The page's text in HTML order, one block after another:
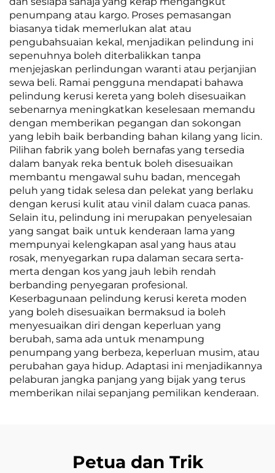
penumpang atau kargo. Proses pemasangan
biasanya tidak memerlukan alat atau
pengubahsuaian kekal, menjadikan pelindung ini
sepenuhnya boleh diterbalikkan tanpa
menjejaskan perlindungan waranti atau perjanjian
sewa beli. Ramai pengguna mendapati bahawa
pelindung kerusi kereta yang boleh disesuaikan
sebenarnya meningkatkan keselesaan memandu
dengan memberikan pegangan dan sokongan
yang lebih baik berbanding bahan kilang yang licin.
Pilihan fabrik yang boleh bernafas yang tersedia
dalam banyak reka bentuk boleh disesuaikan
membantu mengawal suhu badan, mencegah
peluh yang tidak selesa dan pelekat yang berlaku
dengan kerusi kulit atau vinil dalam cuaca panas.
Selain itu, pelindung ini merupakan penyelesaian
yang sangat baik untuk kenderaan lama yang
mempunyai kelengkapan asal yang haus atau
rosak, menyegarkan rupa dalaman secara serta-
merta dengan kos yang jauh lebih rendah
berbanding penyegaran profesional.
Keserbagunaan pelindung kerusi kereta moden
yang boleh disesuaikan bermaksud ia boleh
menyesuaikan diri dengan keperluan yang
berubah, sama ada untuk menampung
penumpang yang berbeza, keperluan musim, atau
perubahan gaya hidup. Adaptasi ini menjadikannya
pelaburan jangka panjang yang bijak yang terus
memberikan nilai sepanjang pemilikan kenderaan.
Petua dan Trik